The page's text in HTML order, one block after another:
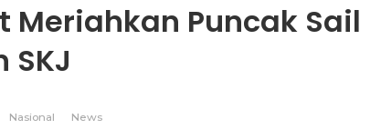
Meriahkan Puncak Sail
SKJ
Nasional News